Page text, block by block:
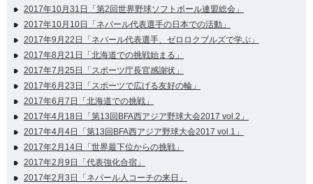
2017年10月31日「第2回世界野球ソフトボール連盟総会」
2017年10月10日「ネパール代表選手の日本での活動」
2017年9月22日「ネパール代表選手、ゼロロクブルズで学ぶ」
2017年8月21日「北海道での挑戦始まる」
2017年7月25日「スポーツ庁長官感謝状」
2017年6月23日「スポーツで広げる友好の輪」
2017年6月7日「北海道での挑戦」
2017年4月18日「第13回BFA西アジア野球大会2017 vol.2」
2017年4月4日「第13回BFA西アジア野球大会2017 vol.1」
2017年2月14日「世界最下位からの挑戦」
2017年2月9日「代表強化合宿」
2017年2月3日「ネパール人コーチの来日」